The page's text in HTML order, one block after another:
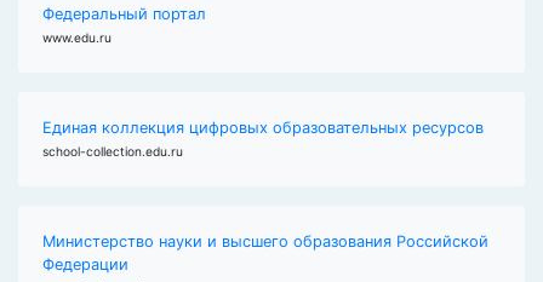
Федеральный портал
www.edu.ru
Единая коллекция цифровых образовательных ресурсов
school-collection.edu.ru
Министерство науки и высшего образования Российской
Федерации